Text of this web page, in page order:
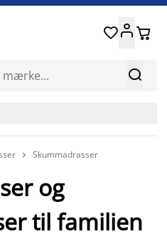

 
 Skummadrasser
og
til familien